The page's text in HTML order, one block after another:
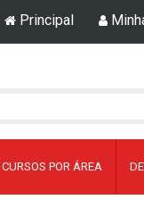
Principal
CURSOS POR ÁREA